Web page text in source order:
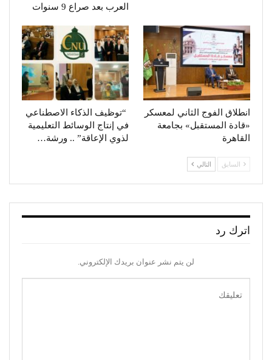
العرب بعد صراع 9 سنوات
انطلاق الفوج الثاني لمعسكر
«قادة المستقبل» بجامعة
القاهرة
“توظيف الذكاء الاصطناعي
في إنتاج الوسائط التعليمية
لذوي الإعاقة” .. ورشة…
السابق التالي
اترك رد
لن يتم نشر عنوان بريدك الإلكتروني.